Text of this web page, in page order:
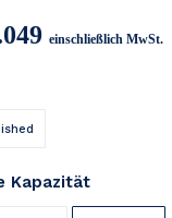
Preisspanne:
einschließlich MwSt.
Kapazität